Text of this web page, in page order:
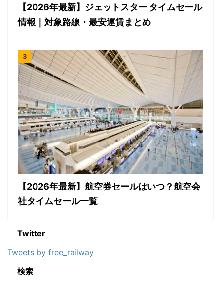
【2026年最新】ジェットスター タイムセール
情報｜対象路線・最安運賃まとめ
【2026年最新】航空券セールはいつ？航空会
社タイムセール一覧
Twitter
Tweets by free_railway
検索